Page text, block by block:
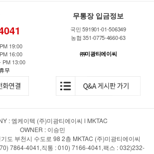
19:00
16:00
PM 13:00
무
무통장 입금정보
국민 591901-01-506349
농협 351-0775-4660-63
㈜미광티에이씨
: 엠케이텍 (주)미광티에이씨 l MKTAC
OWNER : 이승민
도 부천시 수도로 98 2층 MKTAC (주)미광티에이씨
7864-4041,직통 : 010) 7166-4041,팩스 : 032)232-